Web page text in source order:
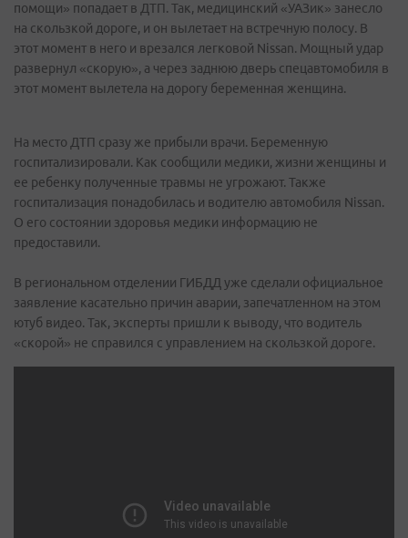
помощи» попадает в ДТП. Так, медицинский «УАЗик» занесло
на скользкой дороге, и он вылетает на встречную полосу. В
этот момент в него и врезался легковой Nissan. Мощный удар
развернул «скорую», а через заднюю дверь спецавтомобиля в
этот момент вылетела на дорогу беременная женщина.
На место ДТП сразу же прибыли врачи. Беременную
госпитализировали. Как сообщили медики, жизни женщины и
ее ребенку полученные травмы не угрожают. Также
госпитализация понадобилась и водителю автомобиля Nissan.
О его состоянии здоровья медики информацию не
предоставили.
В региональном отделении ГИБДД уже сделали официальное
заявление касательно причин аварии, запечатленном на этом
ютуб видео. Так, эксперты пришли к выводу, что водитель
«скорой» не справился с управлением на скользкой дороге.